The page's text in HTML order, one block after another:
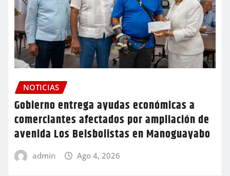
NOTICIAS
Gobierno entrega ayudas económicas a
comerciantes afectados por ampliación de
avenida Los Beisbolistas en Manoguayabo
admin Ago 4, 2026